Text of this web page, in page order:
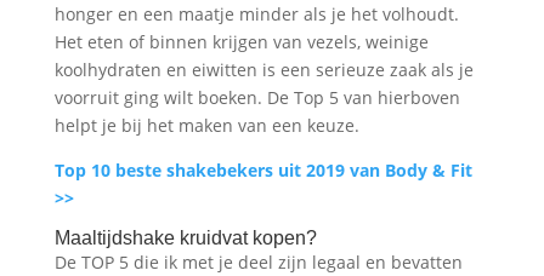
honger en een maatje minder als je het volhoudt.
Het eten of binnen krijgen van vezels, weinige
koolhydraten en eiwitten is een serieuze zaak als je
voorruit ging wilt boeken. De Top 5 van hierboven
helpt je bij het maken van een keuze.
Top 10 beste shakebekers uit 2019 van Body & Fit
>>
Maaltijdshake kruidvat kopen?
De TOP 5 die ik met je deel zijn legaal en bevatten